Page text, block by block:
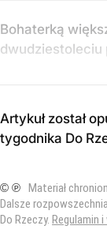
Bohaterką
dwudziestoleciu
Artykuł został
tygodnika Do
© ℗ Materiał
Dalsze
Do Rzeczy. Regulamin